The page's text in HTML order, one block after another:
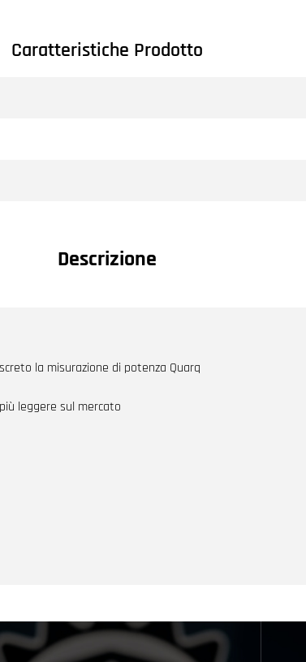
Caratteristiche Prodotto
Descrizione
la misurazione di potenza Quarq
leggere sul mercato